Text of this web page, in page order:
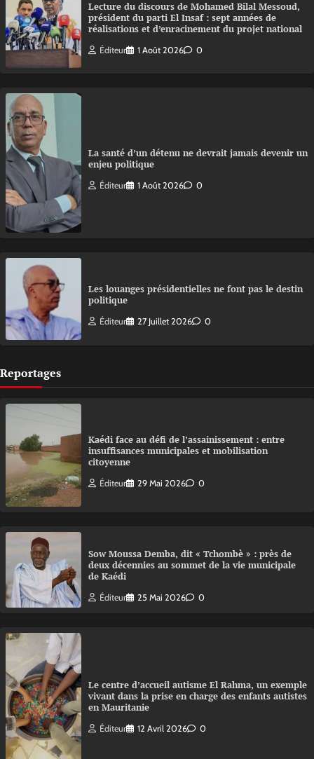
Lecture du discours de Mohamed Bilal Messoud,
président du parti El Insaf : sept années de
réalisations et d’enracinement du projet national
Éditeur 1 Août 2026 0
La santé d’un détenu ne devrait jamais devenir un
enjeu politique
Éditeur 1 Août 2026 0
Les louanges présidentielles ne font pas le destin
politique
Éditeur 27 Juillet 2026 0
Reportages
Kaédi face au défi de l’assainissement : entre
insuffisances municipales et mobilisation
citoyenne
Éditeur 29 Mai 2026 0
Sow Moussa Demba, dit « Tchombè » : près de
deux décennies au sommet de la vie municipale
de Kaédi
Éditeur 25 Mai 2026 0
Le centre d’accueil autisme El Rahma, un exemple
vivant dans la prise en charge des enfants autistes
en Mauritanie
Éditeur 12 Avril 2026 0